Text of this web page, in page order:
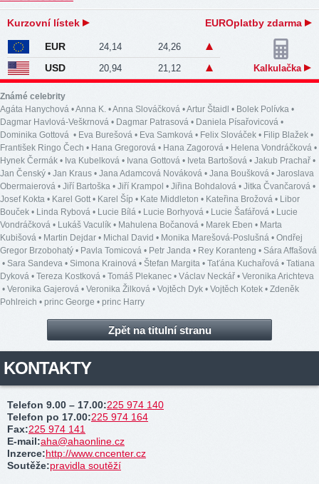
Kurzovní lístek EUROplatby zdarma
EUR 24,14 24,26
USD 20,94 21,12 Kalkulačka
Známé celebrity
Agáta Hanychová •Anna K. •Anna Slováčková •Artur Štaidl • Bolek Polívka •
Dagmar Havlová-Veškrnová • Dagmar Patrasová • Daniela Písařovicová •
Dominika Gottová • Eva Burešová • Eva Samková • Felix Slováček • Filip Blažek •
František Ringo Čech • Hana Gregorová • Hana Zagorová • Helena Vondráčková •
Hynek Čermák • Iva Kubelková • Ivana Gottová • Iveta Bartošová • Jakub Prachař •
Jan Čenský • Jan Kraus • Jana Adamcová Nováková • Jana Boušková • Jaroslava
Obermaierová • Jiří Bartoška • Jiří Krampol • Jiřina Bohdalová • Jitka Čvančarová •
Josef Kokta • Karel Gott • Karel Šíp • Kate Middleton • Kateřina Brožová • Libor
Bouček • Linda Rybová • Lucie Bílá • Lucie Borhyová • Lucie Šafářová • Lucie
Vondráčková • Lukáš Vaculík • Mahulena Bočanová • Marek Eben • Marta
Kubišová • Martin Dejdar • Michal David • Monika Marešová-Poslušná • Ondřej
Gregor Brzobohatý • Pavla Tomicová • Petr Janda • Rey Koranteng • Sára Affašová
• Sara Sandeva • Simona Krainová • Štefan Margita • Taťána Kuchařová • Tatiana
Dyková • Tereza Kostková • Tomáš Plekanec • Václav Neckář • Veronika Arichteva
• Veronika Gajerová • Veronika Žilková • Vojtěch Dyk • Vojtěch Kotek • Zdeněk
Pohlreich • princ George • princ Harry
Zpět na titulní stranu
KONTAKTY
Telefon 9.00 – 17.00:225 974 140
Telefon po 17.00:225 974 164
Fax:225 974 141
E-mail:aha@ahaonline.cz
Inzerce:http://www.cncenter.cz
Soutěže:pravidla soutěží